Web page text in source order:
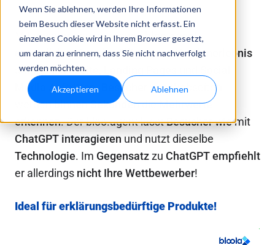
Wenn Sie ablehnen, werden Ihre Informationen
beim Besuch dieser Website nicht erfasst. Ein
einzelnes Cookie wird in Ihrem Browser gesetzt,
um daran zu erinnern, dass Sie nicht nachverfolgt
werden möchten.
Akzeptieren Ablehnen
Mit unserer neuen Lösungbloo.agent
ermöglichen Sie einvölligneuesKundenerlebnis
auf IhrerWebsite
Media Auftritten. Besucher
von Webseiten
werdenbinnenSekundendieMehrwerte
erkennen. Der bloo.agent lässtBesucherwiemit
ChatGPT interagieren und nutzt dieselbe
Technologie. Im Gegensatzzu ChatGPTempfiehlt
er allerdings nicht Ihre Wettbewerber!
Ideal für erklärungsbedürftige Produkte!